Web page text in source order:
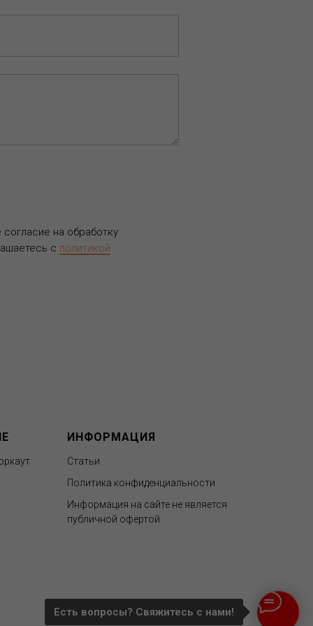
Есть вопросы? Свяжитесь c нами!
на обработку
c политикой
ИНФОРМАЦИЯ
Статьи
Политика конфиденциальности
Информация на сайте не является
публичной офертой